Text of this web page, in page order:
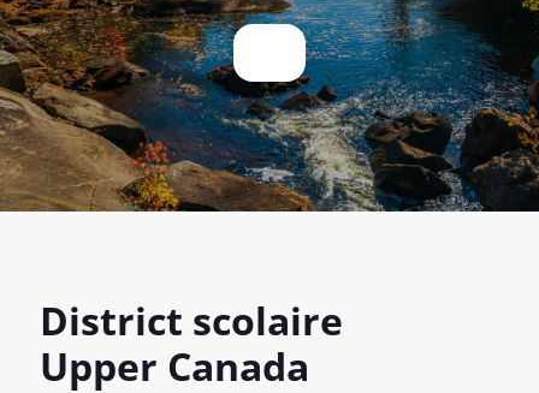
District scolaire
Upper Canada